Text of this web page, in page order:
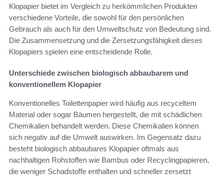
Klopapier bietet im Vergleich zu herkömmlichen Produkten
verschiedene Vorteile, die sowohl für den persönlichen
Gebrauch als auch für den Umweltschutz von Bedeutung sind.
Die Zusammensetzung und die Zersetzungsfähigkeit dieses
Klopapiers spielen eine entscheidende Rolle.
Unterschiede zwischen biologisch abbaubarem und
konventionellem Klopapier
Konventionelles Toilettenpapier wird häufig aus recyceltem
Material oder sogar Bäumen hergestellt, die mit schädlichen
Chemikalien behandelt werden. Diese Chemikalien können
sich negativ auf die Umwelt auswirken. Im Gegensatz dazu
besteht biologisch abbaubares Klopapier oftmals aus
nachhaltigen Rohstoffen wie Bambus oder Recyclingpapieren,
die weniger Schadstoffe enthalten und schneller zersetzt